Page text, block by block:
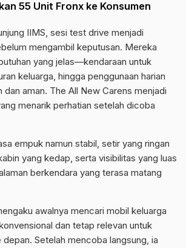
55 Unit Fronx ke Konsumen
IIMS, sesi test drive menjadi
mengambil keputusan. Mereka
yang jelas—kendaraan untuk
keluarga, hingga penggunaan harian
dan aman. The All New Carens menjadi
menarik perhatian setelah dicoba
empuk namun stabil, setir yang ringan
yang kedap, serta visibilitas yang luas
berkendara yang terasa matang
awalnya mencari mobil keluarga
dan tetap relevan untuk
Setelah mencoba langsung, ia